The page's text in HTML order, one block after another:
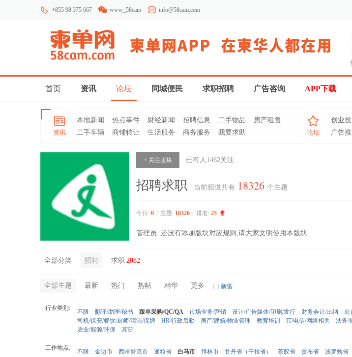
+855 98 375 667 www_58cam info@58cam.com
首页 资讯 论坛 同城便民 求职招聘 广告咨询 APP下载
资讯
本地新闻 热点事件 财经新闻 招聘信息 二手物品
房产租售
二手车辆
商铺转让 生活服务 商务服务 我要求助 论坛
创业
广告
+ 关注版块 已有人 1462关注
招聘求职 当前频道共有 18326 个主题
今日: 0 / 主题: 18326 / 排名: 25
管理员: 还没有添加版块对应规则,请大家文明使用本版块.
全部分类 招聘 求职 2882
全部主题 最新 热门 热帖 精华 更多 新窗
行业类别:
不限 翻译/助理/秘书 跟单采购/QC/QA 市场业务/营销 设计/广告媒体/印刷/发行 财务会计/出纳
前
司机/保安/餐饮/厨师/清洁/保姆
HR/行政后勤 房产/建筑/物业管理 教育培训 IT/电信/网络相关 法务/
农业/能源/环保
其它
工作地点:
不限 金边市 西哈努克市 暹粒省 白马市 拜林市 甘丹省（干拉省） 茶胶省 贡布省 波罗勉省